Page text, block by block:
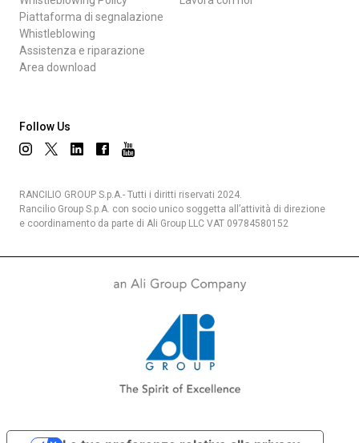
Piattaforma di segnalazione
Whistleblowing
Assistenza e riparazione
Area download
Follow Us
RANCILIO GROUP S.p.A.- Tutti i diritti riservati 2024.
Rancilio Group S.p.A. con socio unico soggetta all’attività di direzione
e coordinamento da parte di Ali Group LLC VAT 09784580152
Download
Altro
Contattaci